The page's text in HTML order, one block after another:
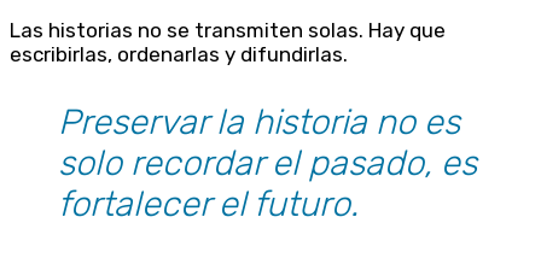
Las historias no se transmiten solas. Hay que
escribirlas, ordenarlas y difundirlas.
Preservar la historia no es
solo recordar el pasado, es
fortalecer el futuro.